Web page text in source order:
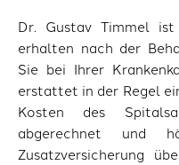
Dr. Gustav Timmel
erhalten nach der
Sie bei Ihrer
erstattet in der Regel
Kosten des
abgerechnet und
Zusatzversicherung